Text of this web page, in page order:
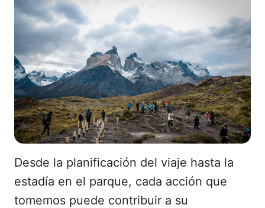
Desde la planificación del viaje hasta la
estadía en el parque, cada acción que
tomemos puede contribuir a su